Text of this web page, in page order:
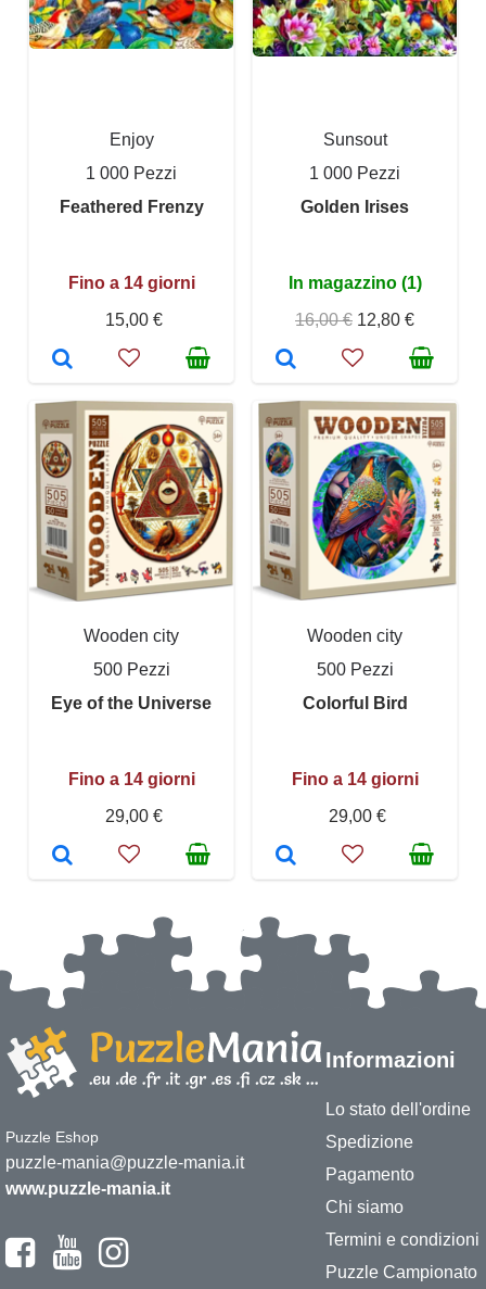
Enjoy
1 000 Pezzi
Feathered Frenzy
Fino a 14 giorni
15,00 €
Sunsout
1 000 Pezzi
Golden Irises
In magazzino (1)
16,00 € 12,80 €
Wooden city
500 Pezzi
Eye of the Universe
Fino a 14 giorni
29,00 €
Wooden city
500 Pezzi
Colorful Bird
Fino a 14 giorni
29,00 €
Puzzle Eshop
puzzle-mania@puzzle-mania.it
www.puzzle-mania.it
Informazioni
Lo stato dell'ordine
Spedizione
Pagamento
Chi siamo
Termini e condizioni
Puzzle Campionato